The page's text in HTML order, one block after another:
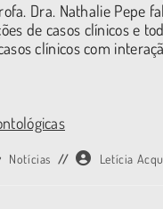
Dra. Nathalie Pepe
de casos clínicos e
clínicos com
Notícias Letícia